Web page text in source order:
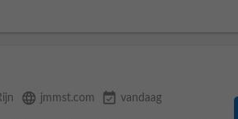
language jmmst.com event_available vandaag